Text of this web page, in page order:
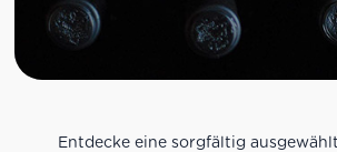
Entdecke eine sorgfältig